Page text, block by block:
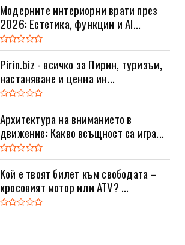
Модерните интериорни врати през
2026: Естетика, функции и AI...
Pirin.biz - всичко за Пирин, туризъм,
настаняване и ценна ин...
Архитектура на вниманието в
движение: Какво всъщност са игра...
Кой е твоят билет към свободата –
кросовият мотор или ATV? ...